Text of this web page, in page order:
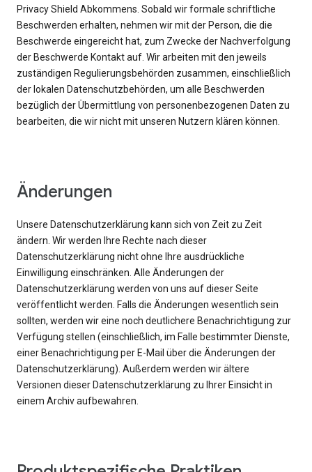
Privacy Shield Abkommens. Sobald wir formale schriftliche
Beschwerden erhalten, nehmen wir mit der Person, die die
Beschwerde eingereicht hat, zum Zwecke der Nachverfolgung
der Beschwerde Kontakt auf. Wir arbeiten mit den jeweils
zuständigen Regulierungsbehörden zusammen, einschließlich
der lokalen Datenschutzbehörden, um alle Beschwerden
bezüglich der Übermittlung von personenbezogenen Daten zu
bearbeiten, die wir nicht mit unseren Nutzern klären können.
Änderungen
Unsere Datenschutzerklärung kann sich von Zeit zu Zeit
ändern. Wir werden Ihre Rechte nach dieser
Datenschutzerklärung nicht ohne Ihre ausdrückliche
Einwilligung einschränken. Alle Änderungen der
Datenschutzerklärung werden von uns auf dieser Seite
veröffentlicht werden. Falls die Änderungen wesentlich sein
sollten, werden wir eine noch deutlichere Benachrichtigung zur
Verfügung stellen (einschließlich, im Falle bestimmter Dienste,
einer Benachrichtigung per E-Mail über die Änderungen der
Datenschutzerklärung). Außerdem werden wir ältere
Versionen dieser Datenschutzerklärung zu Ihrer Einsicht in
einem Archiv aufbewahren.